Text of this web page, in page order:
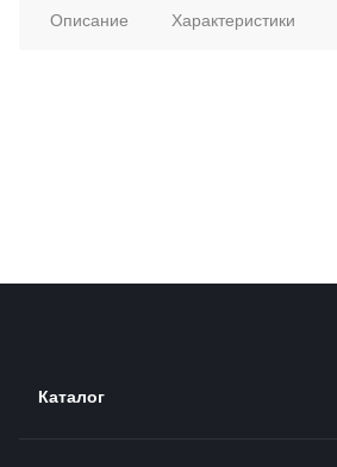
Описание Характеристики
Каталог